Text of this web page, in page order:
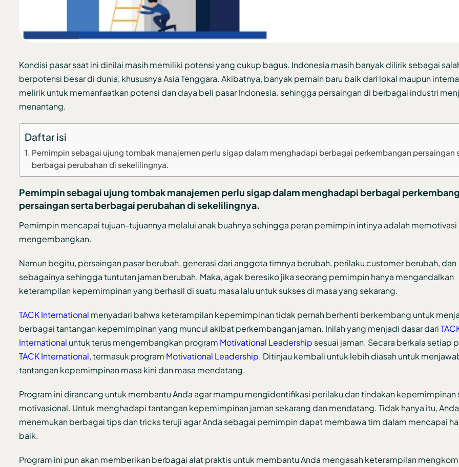
Kondisi pasar saat ini dinilai masih memiliki potensi yang cukup bagus. Indonesia masih banyak dilirik sebagai
berpotensi besar di dunia, khususnya Asia Tenggara. Akibatnya, banyak pemain baru baik dari lokal maupun
melirik untuk memanfaatkan potensi dan daya beli pasar Indonesia. sehingga persaingan di berbagai industri
menantang.
Daftar isi
Pemimpin sebagai ujung tombak manajemen perlu sigap dalam menghadapi berbagai perkembangan persaingan
berbagai perubahan di sekelilingnya.
Pemimpin sebagai ujung tombak manajemen perlu sigap dalam menghadapi berbagai
persaingan serta berbagai perubahan di sekelilingnya.
Pemimpin mencapai tujuan-tujuannya melalui anak buahnya sehingga peran pemimpin intinya adalah memotivasi
mengembangkan.
Namun begitu, persaingan pasar berubah, generasi dari anggota timnya berubah, perilaku customer berubah, dan
sebagainya sehingga tuntutan jaman berubah. Maka, agak beresiko jika seorang pemimpin hanya mengandalkan
keterampilan kepemimpinan yang berhasil di suatu masa lalu untuk sukses di masa yang sekarang.
TACK International menyadari bahwa keterampilan kepemimpinan tidak pernah berhenti berkembang untuk
berbagai tantangan kepemimpinan yang muncul akibat perkembangan jaman. Inilah yang menjadi dasar dari
International untuk terus mengembangkan program Motivational Leadership sesuai jaman. Secara berkala setiap
TACK International, termasuk program Motivational Leadership. Ditinjau kembali untuk lebih diasah untuk
tantangan kepemimpinan masa kini dan masa mendatang.
Program ini dirancang untuk membantu Anda agar mampu mengidentifikasi perilaku dan tindakan kepemimpinan
motivasional. Untuk menghadapi tantangan kepemimpinan jaman sekarang dan mendatang. Tidak hanya itu,
menemukan berbagai tips dan tricks teruji agar Anda sebagai pemimpin dapat membawa tim dalam mencapai
baik.
Program ini pun akan memberikan berbagai alat praktis untuk membantu Anda mengasah keterampilan